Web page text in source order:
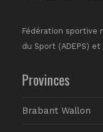
Fédération sportive
du Sport (ADEPS)
Provinces
Brabant Wallon